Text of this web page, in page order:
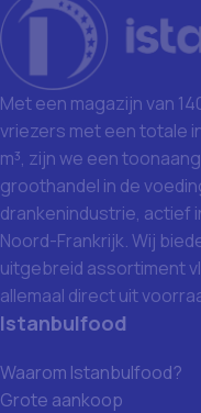
Met een magazijn van
vriezers met een totale
m³, zijn we een
groothandel in de
drankenindustrie, actief
Noord-Frankrijk. Wij
uitgebreid assortiment
allemaal direct uit
Istanbulfood
Waarom Istanbulfood?
Grote aankoop